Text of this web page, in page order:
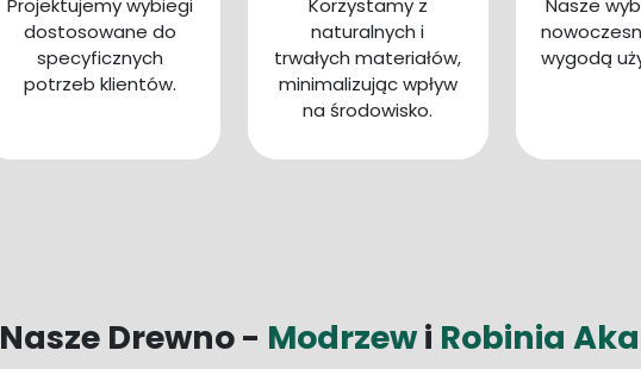
dostosowane do
specyficznych
potrzeb klientów.
naturalnych i
trwałych materiałów,
minimalizując wpływ
na środowisko.
wygodą
Nasze Drewno - Modrzewi Robinia